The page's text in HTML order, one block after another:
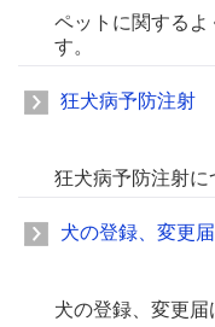
ペットに関するよ
す。
狂犬病予防注射
狂犬病予防注射に
犬の登録、変更届
犬の登録、変更届